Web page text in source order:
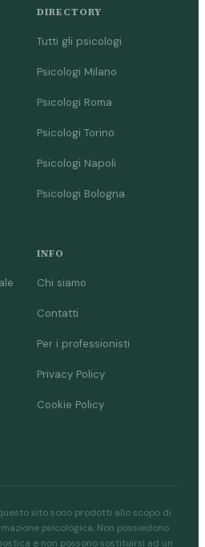
DIRECTORY
Tutti gli psicologi
Psicologi Milano
Psicologi Roma
Psicologi Torino
Psicologi Napoli
Psicologi Bologna
INFO
Chi siamo
Contatti
Per i professionisti
Privacy Policy
Cookie Policy
sito sono prodotti allo scopo di
psicologica. Non possiedono
e non possono sostituirsi ad un